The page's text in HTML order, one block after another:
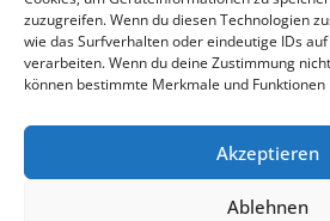
zuzugreifen. Wenn du diesen Technologien
wie das Surfverhalten oder eindeutige IDs
verarbeiten. Wenn du deine Zustimmung
können bestimmte Merkmale und
Akzeptieren
Ablehnen
Siegert
Steyr Arms, Inc.